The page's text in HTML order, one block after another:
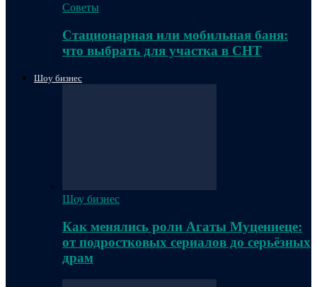
Советы
Стационарная или мобильная баня:
что выбрать для участка в СНТ
Шоу бизнес
Шоу бизнес
Как менялись роли Агаты Муцениеце:
от подростковых сериалов до серьёзных
драм